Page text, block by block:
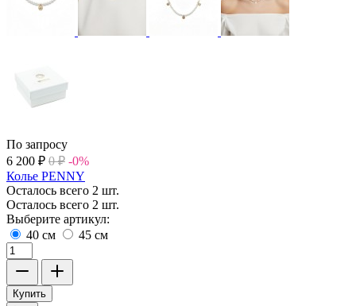
По запросу
6 200 ₽ 0 ₽ -0%
Колье PENNY
Осталось всего 2 шт.
Осталось всего 2 шт.
Выберите артикул:
40 см
45 см
Купить